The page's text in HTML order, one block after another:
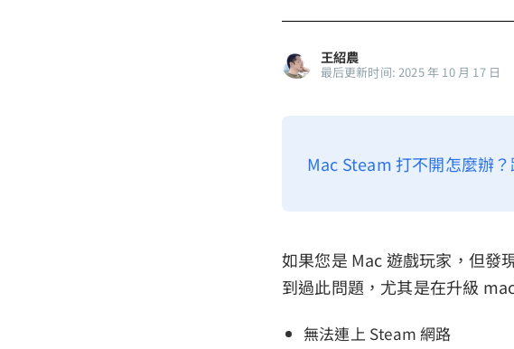
王紹農
最后更新时间: 2025 年 10 月 17 日
Mac Steam 打不開怎麼辦
如果您是 Mac 遊戲玩家，但發
到過此問題，尤其是在升級
無法連上 Steam 網路